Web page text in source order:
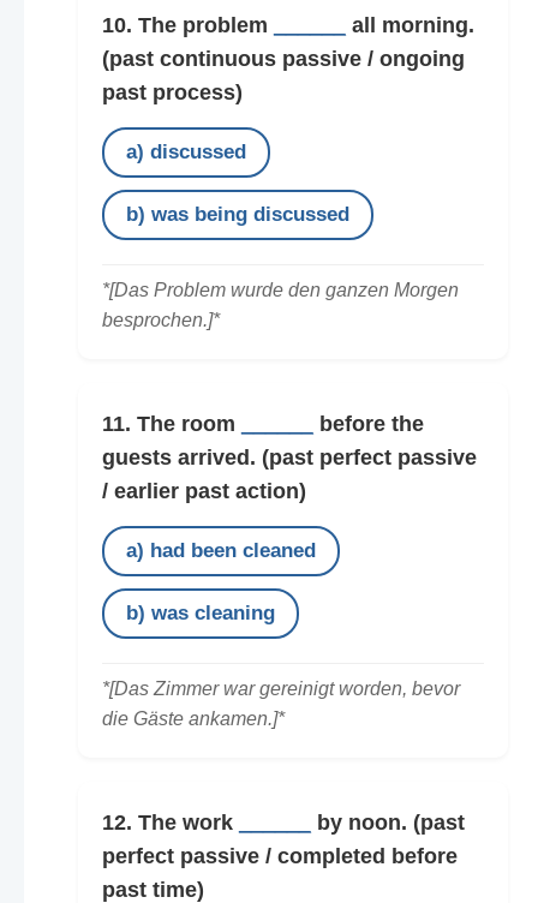
10. The problem
all morning.
(past continuous passive / ongoing
past process)
a) discussed
b) was being discussed
*[Das Problem wurde den ganzen Morgen
besprochen.]*
11. The room
before the
guests arrived. (past perfect passive
/ earlier past action)
a) had been cleaned
b) was cleaning
*[Das Zimmer war gereinigt worden, bevor
die Gäste ankamen.]*
12. The work by noon. (past
perfect passive / completed before
past time)